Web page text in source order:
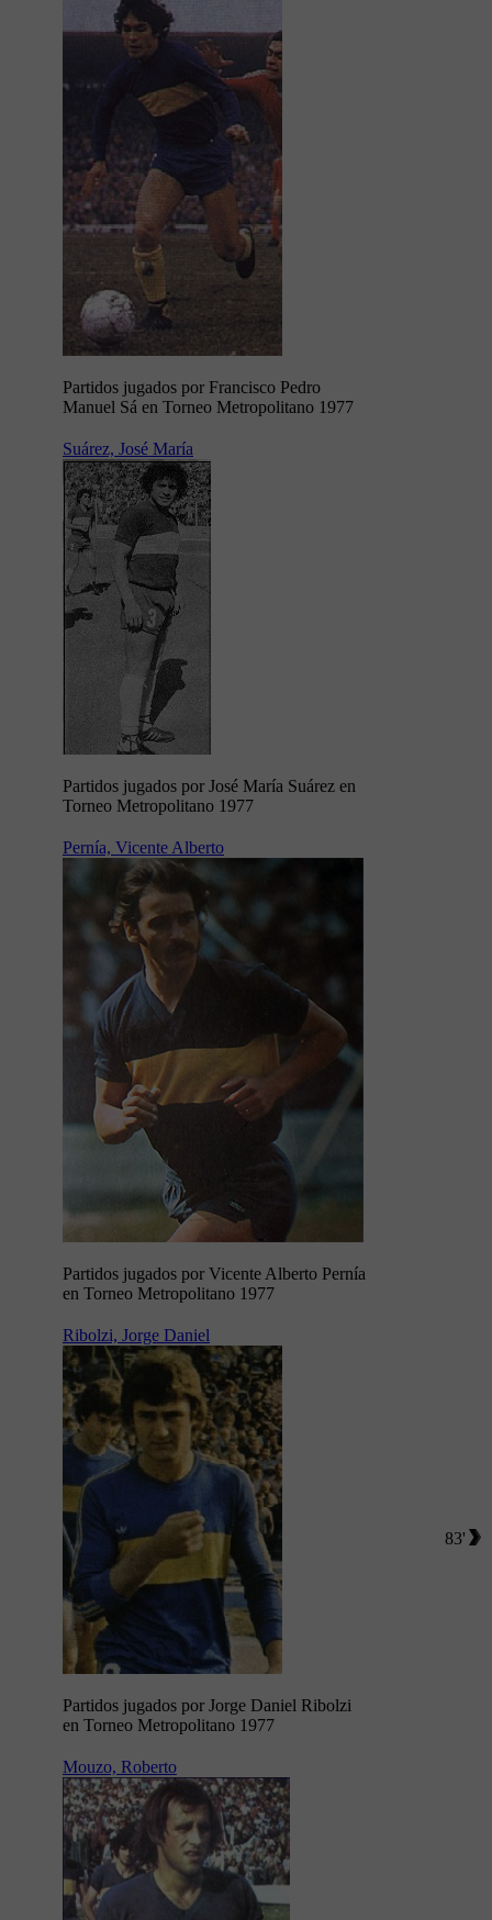
Partidos jugados por Francisco Pedro
Manuel Sá en Torneo Metropolitano 1977
Suárez, José María
Partidos jugados por José María Suárez en
Torneo Metropolitano 1977
Pernía, Vicente Alberto
Partidos jugados por Vicente Alberto Pernía
en Torneo Metropolitano 1977
Ribolzi, Jorge Daniel
Partidos jugados por Jorge Daniel Ribolzi
en Torneo Metropolitano 1977
83'
Mouzo, Roberto